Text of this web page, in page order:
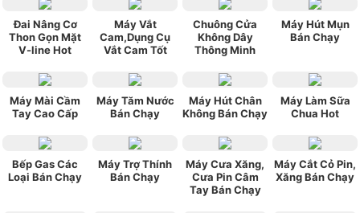
Đai Nâng Cơ
Thon Gọn Mặt
V-line Hot
Máy Vắt
Cam,Dụng Cụ
Vắt Cam Tốt
Chuông Cửa
Không Dây
Thông Minh
Máy Hút Mụn
Bán Chạy
Máy Mài Cầm
Tay Cao Cấp
Máy Tăm Nước
Bán Chạy
Máy Hút Chân
Không Bán Chạy
Máy Làm Sữa
Chua Hot
Bếp Gas Các
Loại Bán Chạy
Máy Trợ Thính
Bán Chạy
Máy Cưa Xăng,
Cưa Pin Câm
Tay Bán Chạy
Máy Cắt Cỏ Pin,
Xăng Bán Chạy